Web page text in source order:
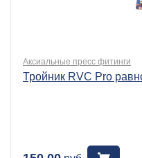
Аксиальные пресс фитинги
Тройник RVC Pro